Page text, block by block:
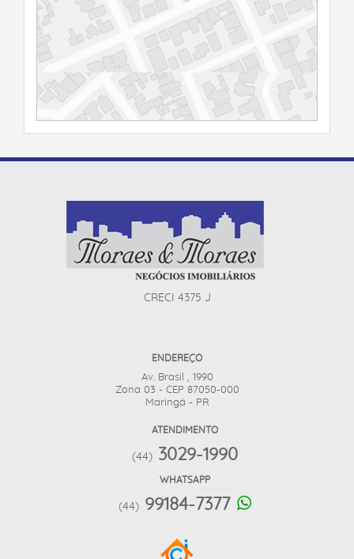
CRECI 4375 J
ENDEREÇO
Av. Brasil , 1990
Zona 03 - CEP 87050-000
Maringá - PR
ATENDIMENTO
(44) 3029-1990
WHATSAPP
(44) 99184-7377